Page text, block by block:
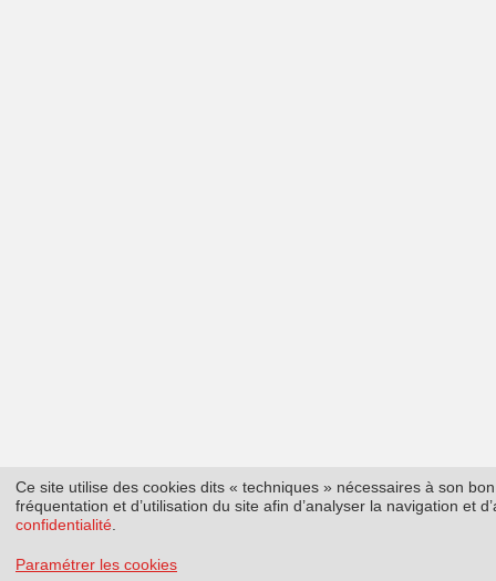
Ce site utilise des cookies dits « techniques » nécessaires à son
fréquentation et d’utilisation du site afin d’analyser la navigation et
confidentialité
Paramétrer les cookies